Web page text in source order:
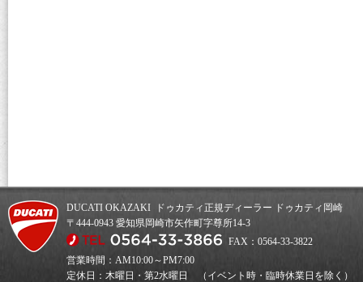
DUCATI OKAZAKI ドゥカティ正規ディーラー ドゥカティ岡崎
〒444-0943 愛知県岡崎市矢作町字尊所14-3
FAX：0564-33-3822
営業時間：AM10:00～PM7:00
定休日：木曜日・第2水曜日 （イベント時・臨時休業日を除く）